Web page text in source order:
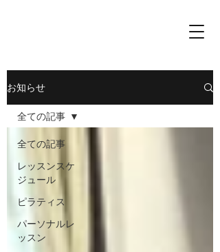
お知らせ
全ての記事
レッスンスケ
ジュール
ピラティス
パーソナルレ
ッスン
全ての記事